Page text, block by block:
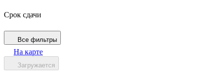
Срок сдачи
Все фильтры
На карте
Загружается